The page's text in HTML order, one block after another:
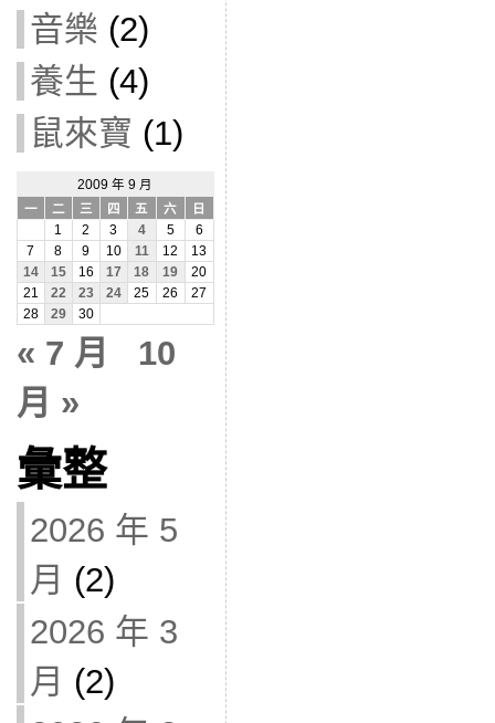
音樂 (2)
養生 (4)
鼠來寶 (1)
2009 年 9 月
一
二 三 四 五 六
日
1
2 3 4 5
6
7
8 9 10 11 12
13
14
15 16 17 18 19
20
21
22 23 24 25 26
27
28
29 30
« 7 月
10
月 »
彙整
2026 年 5
月 (2)
2026 年 3
月 (2)